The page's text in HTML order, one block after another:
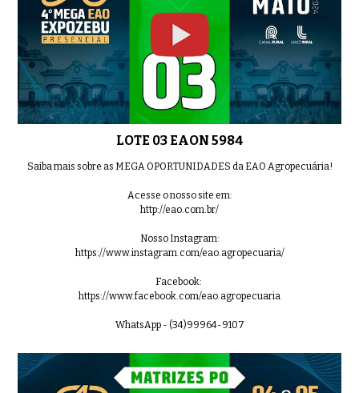
LOTE 03 EAON 5984
Saiba mais sobre as MEGA OPORTUNIDADES da EAO Agropecuária!
Acesse o nosso site em:
http://eao.com.br/
Nosso Instagram:
https://www.instagram.com/eao.agropecuaria/
Facebook:
https://www.facebook.com/eao.agropecuaria
WhatsApp - (34)99964-9107